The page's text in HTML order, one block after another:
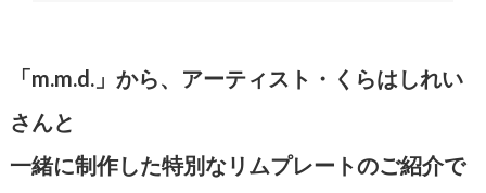
「m.m.d.」から、アーティスト・くらはしれい
さんと
一緒に制作した特別なリムプレートのご紹介で